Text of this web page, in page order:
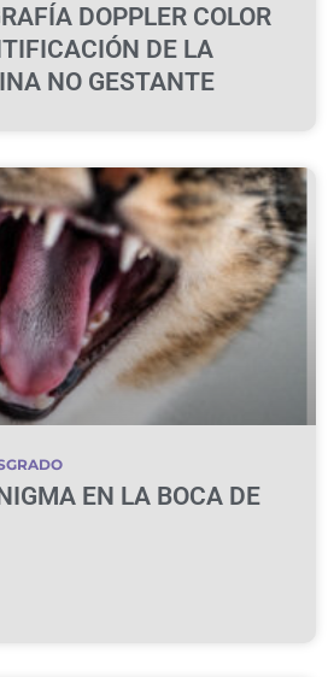
DOPPLER COLOR
DE LA
NO GESTANTE
EN LA BOCA DE